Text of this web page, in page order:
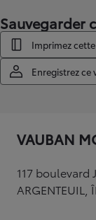
Sauvegarder
Imprimez
Enregistrez ce
VAUBAN
117 boulevard
ARGENTEUIL,